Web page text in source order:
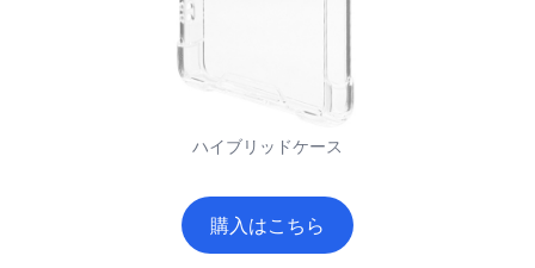
ハイブリッドケース
購入はこちら